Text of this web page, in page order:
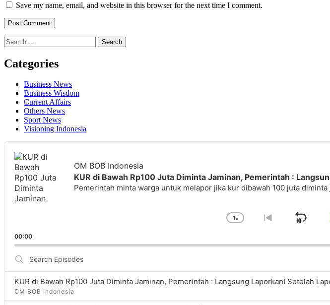
Save my name, email, and website in this browser for the next time I comment.
Search
for:
Categories
Business News
Business Wisdom
Current Affairs
Others News
Sport News
Visioning Indonesia
Audio
Player
OM BOB Indonesia
KUR di Bawah Rp100 Juta Diminta Jaminan, Pemerintah :
Pemerintah minta warga untuk melapor jika kur dibawah 100 juta diminta
Change
Rate
1x
Go
previous
Skip
00:00
Search
Episodes
KUR di Bawah Rp100 Juta Diminta Jaminan, Pemerintah : Langsung Laporkan! Setelah
OM BOB Indonesia